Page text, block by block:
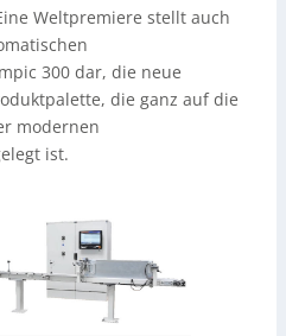
Weltpremiere stellt auch
300 dar, die neue
die ganz auf die
modernen
ist.